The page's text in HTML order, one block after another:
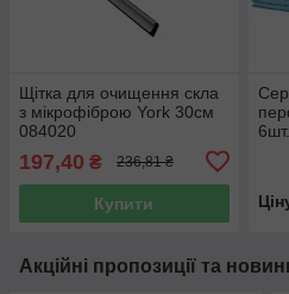
Щітка для очищення скла
з мікрофіброю York 30см
084020
197,40 ₴ 236,81 ₴
Купити
Акційні пропозиції та